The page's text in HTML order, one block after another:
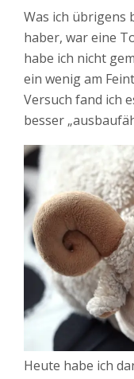
Was ich übrigens
haber, war eine
habe ich nicht
ein wenig am
Versuch fand ich
besser
Heute habe ich